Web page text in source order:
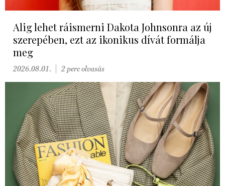
Alig lehet ráismerni Dakota Johnsonra az új
szerepében, ezt az ikonikus dívát formálja
meg
2026.08.01. 2 perc olvasás